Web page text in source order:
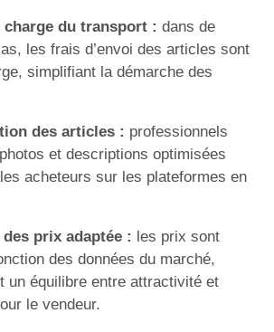
charge du transport : dans de
les frais d’envoi des articles sont
simplifiant la démarche des
des articles : professionnels
et descriptions optimisées
acheteurs sur les plateformes en
prix adaptée : les prix sont
des données du marché,
un équilibre entre attractivité et
le vendeur.